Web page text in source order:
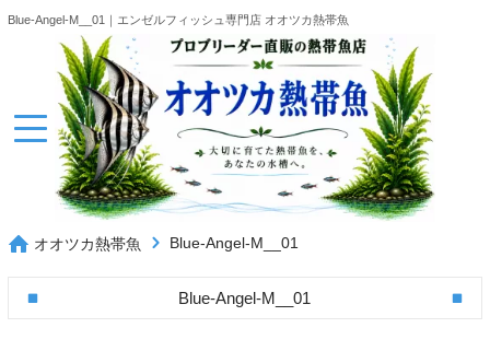
Blue-Angel-M__01｜エンゼルフィッシュ専門店 オオツカ熱帯魚
オオツカ熱帯魚 Blue-Angel-M__01
Blue-Angel-M__01